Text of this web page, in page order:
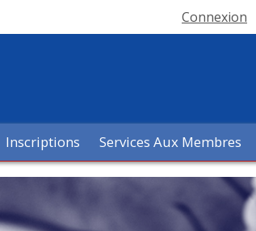
Connexion
Inscriptions Services Aux Membres